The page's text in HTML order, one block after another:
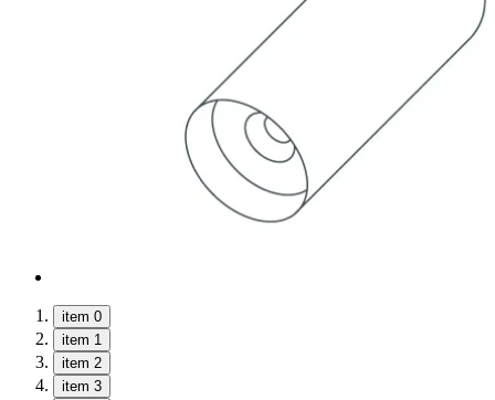
item 0
item 1
item 2
item 3